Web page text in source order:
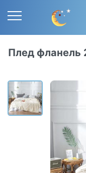
Плед фланель